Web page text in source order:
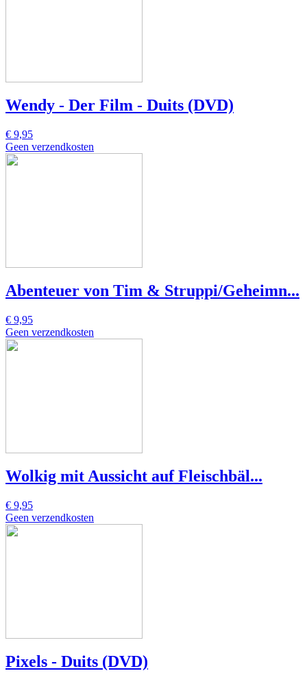
Wendy - Der Film - Duits (DVD)
€ 9,95
Geen verzendkosten
Abenteuer von Tim & Struppi/Geheimn...
€ 9,95
Geen verzendkosten
Wolkig mit Aussicht auf Fleischbäl...
€ 9,95
Geen verzendkosten
Pixels - Duits (DVD)